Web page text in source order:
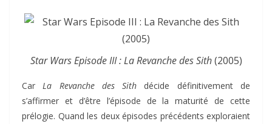
Star Wars Episode III : La Revanche des Sith(2005)
CarLa Revanche des Sith décide définitivement de
s’affirmer et d’être l’épisode de la maturité de cette
prélogie. Quand les deux épisodes précédents exploraient